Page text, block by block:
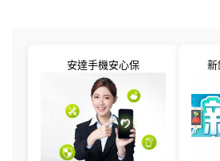
安達手機安心保 新